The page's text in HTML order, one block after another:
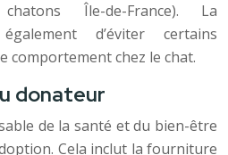
Île-de-France). La
d’éviter certains
comportement chez le chat.
donateur
de la santé et du bien-être
Cela inclut la fourniture